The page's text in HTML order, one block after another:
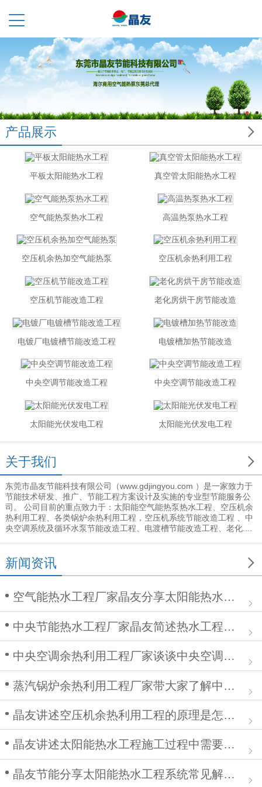

产品展示
平板太阳能热水工程 真空管太阳能热水工程
空气能热泵热水工程 高温热泵热水工程
空压机余热加空气能热泵 空压机余热利用工程
空压机节能改造工程 老化房烘干房节能改造
电镀厂电镀槽节能改造工程 电镀槽加热节能改造
中央空调节能改造工程 中央空调节能改造工程
太阳能光伏发电工程 太阳能光伏发电工程

关于我们
东莞市晶友节能科技有限公司（www.gdjingyou.com ）是一家致力于
节能技术研发、推广、节能工程方案设计及实施的专业型节能服务公
司。 公司目前的重点致力于：太阳能空气能热泵热水工程、空压机余
热利用工程、各类锅炉余热利用工程，空压机系统节能改造工程 、中
央空调系统及循环水泵节能改造工程、电渡槽节能改造工程、老化....

新闻资讯
空气能热水工程厂家晶友分享太阳能热水工程在安装中的作用
中央节能热水工程厂家晶友简述热水工程施工步骤及注意事项
中央空调余热利用工程厂家谈谈中央空调清洗步骤
蒸汽锅炉余热利用工程厂家带大家了解中央空调余热利用工程
晶友讲述空压机余热利用工程的原理是怎么样的？
晶友讲述太阳能热水工程施工过程中需要注意哪些问题
晶友节能分享太阳能热水工程系统常见解决方案有哪些？